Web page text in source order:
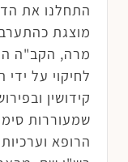
התחלנו את
מוצגת
מרה, הקב"ה
לחיקוי על
קידושין
שמעוררות
הרופא